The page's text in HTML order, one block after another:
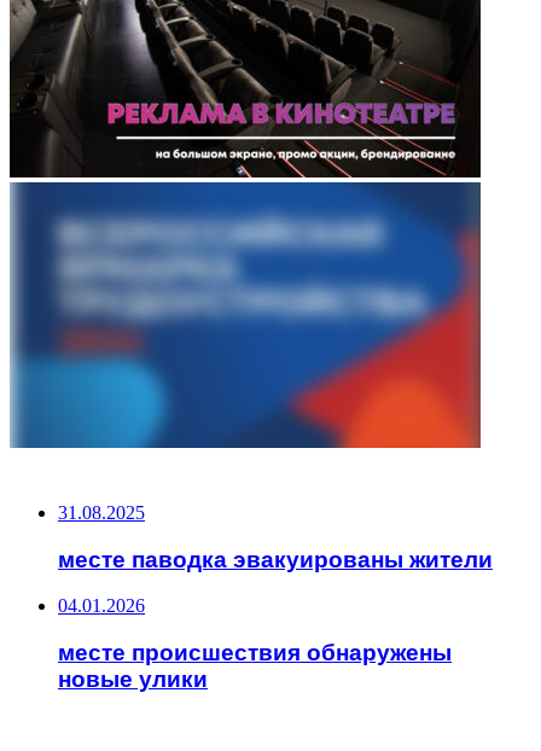
31.08.2025
месте паводка эвакуированы жители
04.01.2026
месте происшествия обнаружены
новые улики